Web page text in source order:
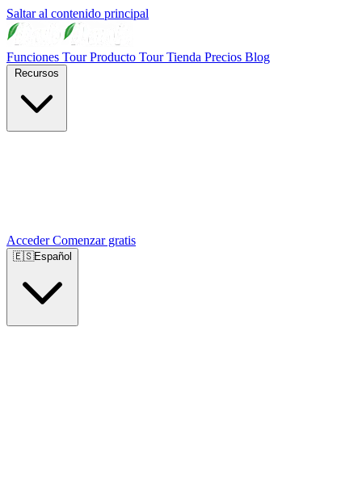
Saltar al contenido principal
Funciones Tour Producto Tour Tienda Precios Blog
AccederComenzar gratis
🇪🇸Español